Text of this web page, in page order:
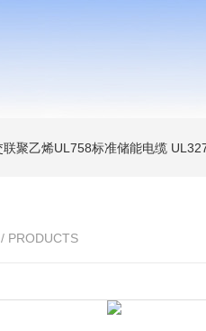
聚乙烯UL758标准储能电缆
/ PRODUCTS